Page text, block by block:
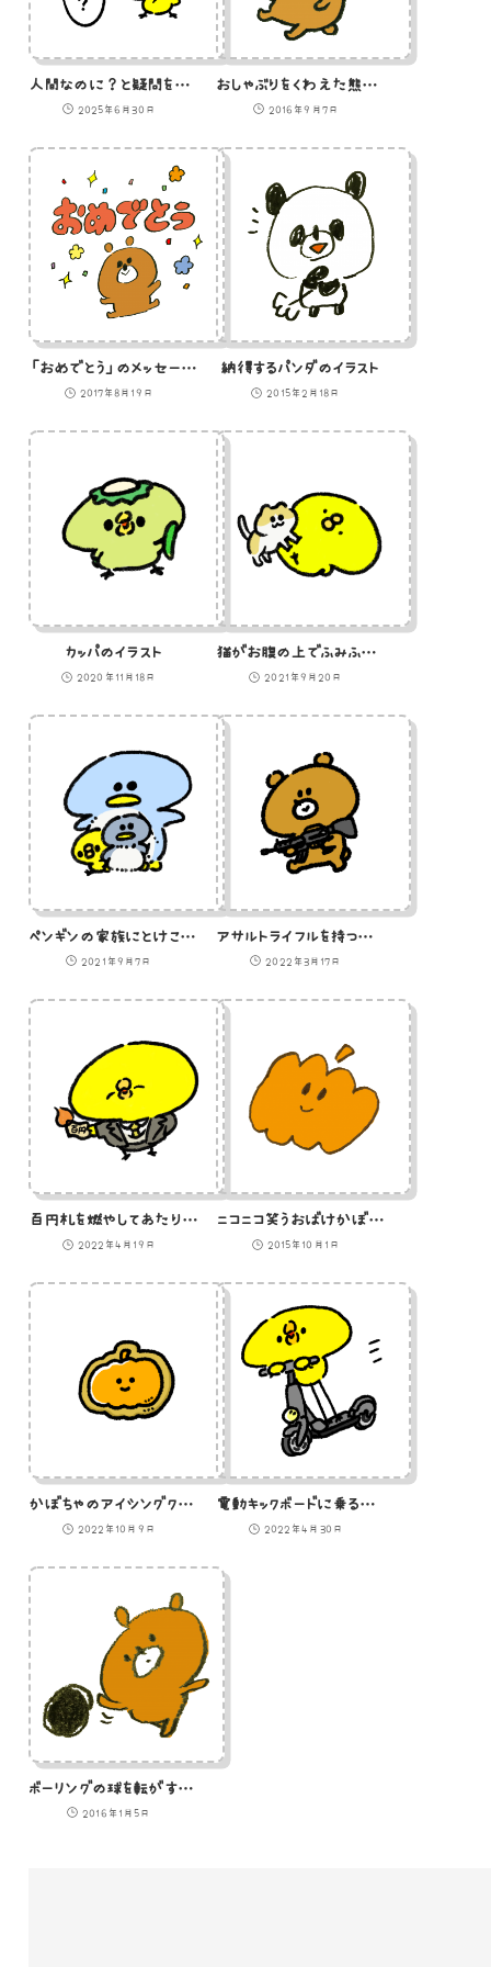
人間なのに？と疑問を覚えるひよこ
2025年6月30日
おしゃぶりをくわえた熊の赤ちゃんのイラスト
2016年9月7日
「おめでとう」のメッセージを伝える熊のイラスト
2017年8月19日
納得するパンダのイラスト
2015年2月18日
カッパのイラスト
2020年11月18日
猫がお腹の上でふみふみ（GIFアニメ）
2021年9月20日
ペンギンの家族にとけこむひよこのイラスト
2021年9月7日
アサルトライフルを持つ熊のイラスト
2022年3月17日
百円札を燃やしてあたりを照らす成金ひよこのイラスト
2022年4月19日
ニコニコ笑うおばけかぼちゃのイラスト
2015年10月1日
かぼちゃのアイシングクッキーのイラスト
2022年10月9日
電動キックボードに乗るひよこのイラスト
2022年4月30日
ボーリングの球を転がす熊のイラスト
2016年1月5日